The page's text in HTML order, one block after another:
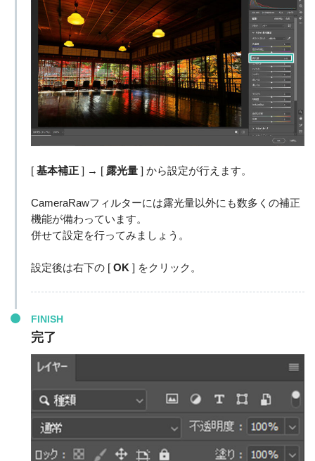
[ 基本補正] → [ 露光量] から設定が行えます。
CameraRawフィルターには露光量以外にも数多くの補正
機能が備わっています。
併せて設定を行ってみましょう。
設定後は右下の [ OK ] をクリック。
FINISH
完了